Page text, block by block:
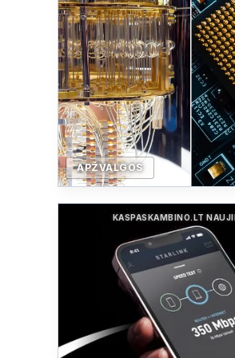
Apsilankyta ataskaitoje
Paieška
Paieška
APŽVALGOS
KASPASKAMBINO.LT